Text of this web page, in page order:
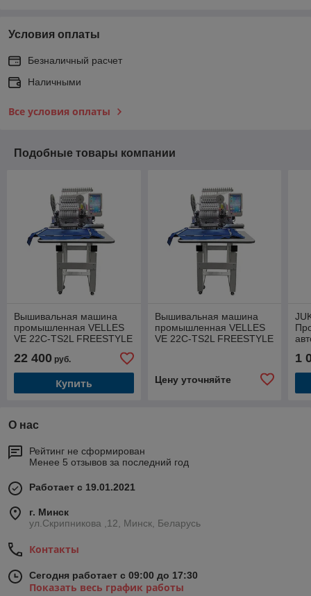
Условия оплаты
Безналичный расчет
Наличными
Все условия оплаты
Подобные товары компании
Вышивальная машина
промышленная VELLES
VE 22C-TS2L FREESTYLE
вышивки 600х400
22 400 руб.
Купить
Вышивальная машина
промышленная VELLES
VE 22C-TS2L FREESTYLE
Цену уточняйте
1
О нас
Рейтинг не сформирован
Менее 5 отзывов за последний год
Работает с 19.01.2021
г. Минск
ул.Скрипникова ,12, Минск, Беларусь
Контакты
Сегодня работает с 09:00 до 17:30
Показать весь график работы